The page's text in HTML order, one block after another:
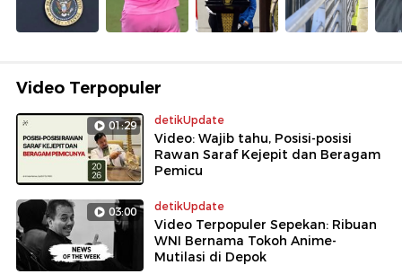
Video Terpopuler
01:29 detikUpdate
Video: Wajib tahu, Posisi-posisi
Rawan Saraf Kejepit dan Beragam
Pemicu
03:00 detikUpdate
Video Terpopuler Sepekan: Ribuan
WNI Bernama Tokoh Anime-
Mutilasi di Depok